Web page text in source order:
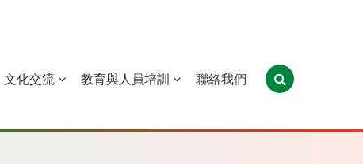
葡萄牙 聖多美和普林西比 東帝汶
文化交流 教育與人員培訓 聯絡我們